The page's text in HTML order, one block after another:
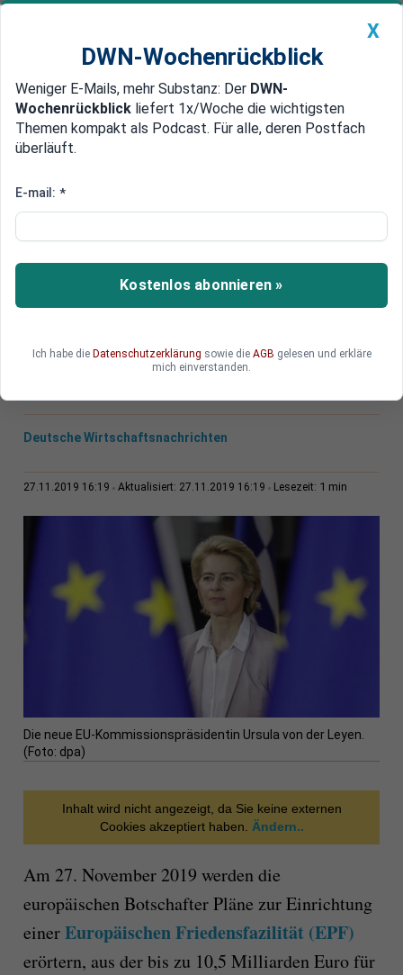
Newsticker MEIN DWN: Geldanlage Premium
Edelmetalle DWN-Magazin China
Neuer Fonds außerhalb von EU-
in Afrika mit Waffen ausrüsten
Die EU will im Rahmen eines neuen Programms
"Partnerländer" in Afrika mit Waffen ausrüsten.
Migration eingedämmt werden.
Deutsche Wirtschaftsnachrichten
27.11.2019 16:19 Aktualisiert: 27.11.2019 16:19 Lesezeit: 1 min
Die neue EU-Kommissionspräsidentin Ursula von der Leyen.
(Foto: dpa)
Inhalt wird nicht angezeigt, da Sie keine externen
Cookies akzeptiert haben.
Ändern..
Am 27. November 2019 werden die
europäischen Botschafter Pläne zur Einrichtung
einerEuropäischen Friedensfazilität (EPF)
erörtern, aus der bis zu 10,5 Milliarden Euro für
X
DWN-Wochenrückblick
Weniger E-Mails, mehr Substanz: Der DWN-
Wochenrückblick liefert 1x/Woche die wichtigsten
Themen kompakt als Podcast. Für alle, deren Postfach
überläuft.
E-mail: *
Kostenlos abonnieren »
Ich habe die Datenschutzerklärung sowie die AGB gelesen und erkläre
mich einverstanden.